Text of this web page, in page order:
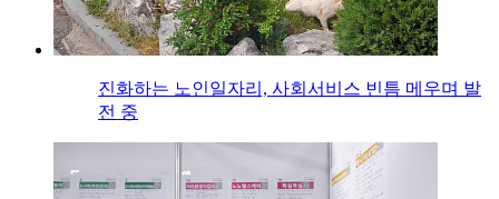
진화하는 노인일자리, 사회서비스 빈틈 메우며 발
전 중